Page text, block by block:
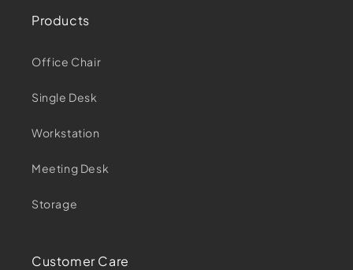
Products
Office Chair
Single Desk
Workstation
Meeting Desk
Storage
Customer Care